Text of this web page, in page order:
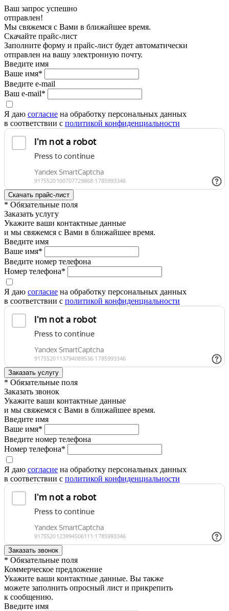
Ваш запрос успешно
отправлен!
Мы свяжемся с Вами в ближайшее время.
Скачайте прайс-лист
Заполните форму и прайс-лист будет автоматически
отправлен на вашу электронную почту.
Введите имя
Ваше имя*
Введите e-mail
Ваш e-mail*
Я даю согласие на обработку персональных данных
в соответствии с политикой конфиденциальности
* Обязательные поля
Заказать услугу
Укажите ваши контактные данные
и мы свяжемся с Вами в ближайшее время.
Введите имя
Ваше имя*
Введите номер телефона
Номер телефона*
Я даю согласие на обработку персональных данных
в соответствии с политикой конфиденциальности
* Обязательные поля
Заказать звонок
Укажите ваши контактные данные
и мы свяжемся с Вами в ближайшее время.
Введите имя
Ваше имя*
Введите номер телефона
Номер телефона*
Я даю согласие на обработку персональных данных
в соответствии с политикой конфиденциальности
* Обязательные поля
Коммерческое предложение
Укажите ваши контактные данные. Вы также
можете заполнить опросный лист и прикрепить
к сообщению.
Введите имя